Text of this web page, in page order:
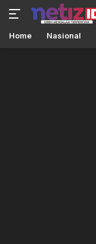
Home Nasional